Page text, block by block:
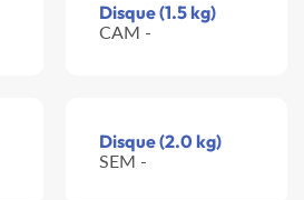
Disque (1.5 kg)
CAM -
Disque (2.0 kg)
SEM -